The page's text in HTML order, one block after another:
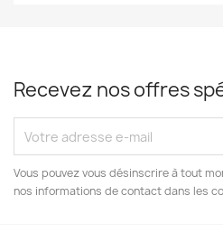
Recevez nos offres
Vous pouvez vous désinscrire à tout
nos informations de contact dans les